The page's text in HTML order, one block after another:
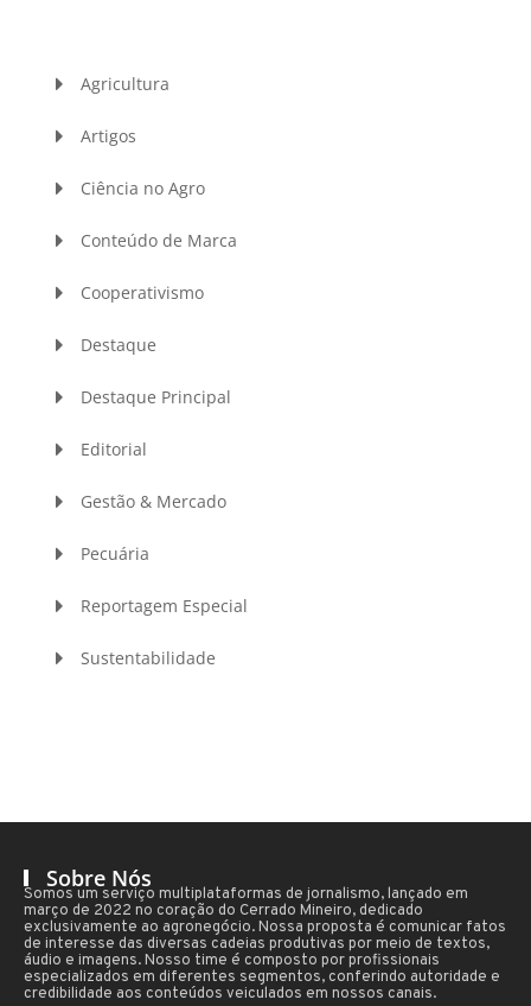
Agricultura
Artigos
Ciência no Agro
Conteúdo de Marca
Cooperativismo
Destaque
Destaque Principal
Editorial
Gestão & Mercado
Pecuária
Reportagem Especial
Sustentabilidade
Sobre Nós
Somos um serviço multiplataformas de jornalismo, lançado em
março de 2022 no coração do Cerrado Mineiro, dedicado
exclusivamente ao agronegócio. Nossa proposta é comunicar fatos
de interesse das diversas cadeias produtivas por meio de textos,
áudio e imagens. Nosso time é composto por profissionais
especializados em diferentes segmentos, conferindo autoridade e
credibilidade aos conteúdos veiculados em nossos canais.